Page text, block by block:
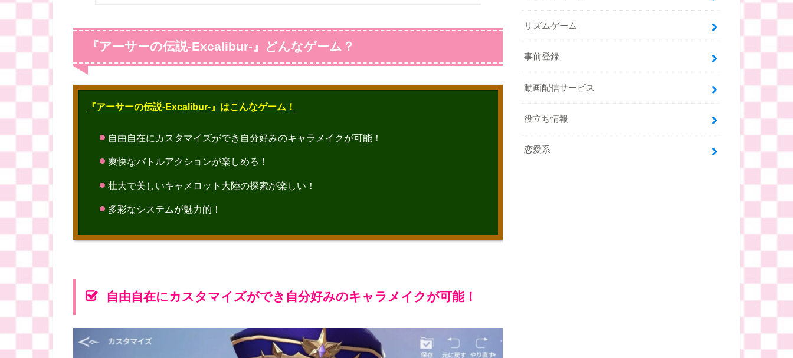
『アーサーの伝説-Excalibur-』どんなゲーム？
『アーサーの伝説-Excalibur-』はこんなゲーム！
自由自在にカスタマイズができ自分好みのキャラメイクが可能！
爽快なバトルアクションが楽しめる！
壮大で美しいキャメロット大陸の探索が楽しい！
多彩なシステムが魅力的！
自由自在にカスタマイズができ自分好みのキャラメイクが可能！
リズムゲーム
事前登録
動画配信サービス
役立ち情報
恋愛系